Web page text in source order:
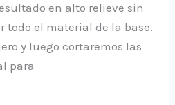
en alto relieve sin
todo el material de la base.
y luego cortaremos las
para